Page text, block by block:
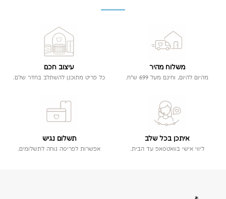
משלוח מהיר
מהיום להיום, וחינם מעל 699 ש"ח.
עיצוב חכם
כל פריט מתוכנן להשתלב בחדר שלם.
איתכן בכל שלב
ליווי אישי בוואטסאפ עד הבית.
תשלום נגיש
אפשרות לפריסה נוחה לתשלומים.